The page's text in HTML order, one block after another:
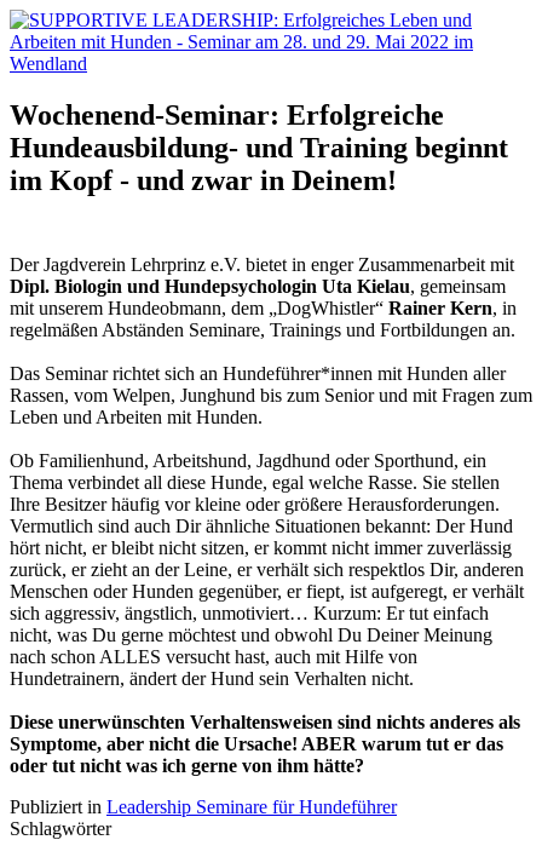
Wochenend-Seminar: Erfolgreiche
Hundeausbildung- und Training beginnt
im Kopf - und zwar in Deinem!
Der Jagdverein Lehrprinz e.V. bietet in enger Zusammenarbeit mit
Dipl. Biologin und Hundepsychologin Uta Kielau, gemeinsam
mit unserem Hundeobmann, dem „DogWhistler“ Rainer Kern, in
regelmäßen Abständen Seminare, Trainings und Fortbildungen an.
Das Seminar richtet sich an Hundeführer*innen mit Hunden aller
Rassen, vom Welpen, Junghund bis zum Senior und mit Fragen zum
Leben und Arbeiten mit Hunden.
Ob Familienhund, Arbeitshund, Jagdhund oder Sporthund, ein
Thema verbindet all diese Hunde, egal welche Rasse. Sie stellen
Ihre Besitzer häufig vor kleine oder größere Herausforderungen.
Vermutlich sind auch Dir ähnliche Situationen bekannt: Der Hund
hört nicht, er bleibt nicht sitzen, er kommt nicht immer zuverlässig
zurück, er zieht an der Leine, er verhält sich respektlos Dir, anderen
Menschen oder Hunden gegenüber, er fiept, ist aufgeregt, er verhält
sich aggressiv, ängstlich, unmotiviert… Kurzum: Er tut einfach
nicht, was Du gerne möchtest und obwohl Du Deiner Meinung
nach schon ALLES versucht hast, auch mit Hilfe von
Hundetrainern, ändert der Hund sein Verhalten nicht.
Diese unerwünschten Verhaltensweisen sind nichts anderes als
Symptome, aber nicht die Ursache! ABER warum tut er das
oder tut nicht was ich gerne von ihm hätte?
Publiziert in Leadership Seminare für Hundeführer
Schlagwörter